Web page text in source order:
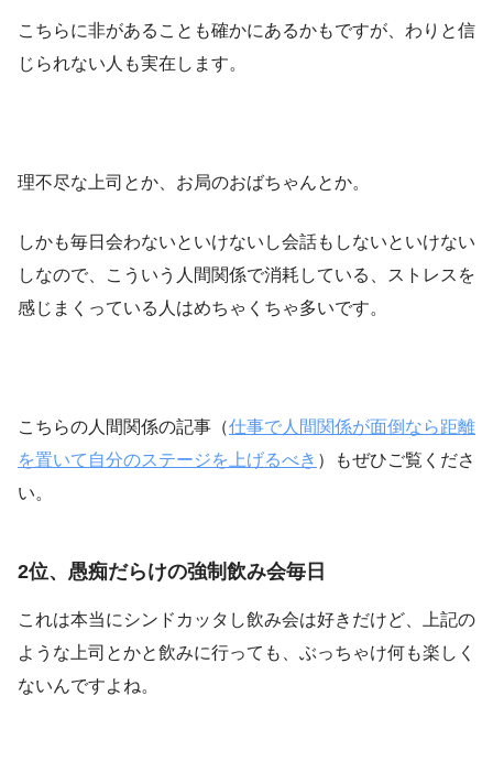
こちらに非があることも確かにあるかもですが、わりと信
じられない人も実在します。
理不尽な上司とか、お局のおばちゃんとか。
しかも毎日会わないといけないし会話もしないといけない
しなので、こういう人間関係で消耗している、ストレスを
感じまくっている人はめちゃくちゃ多いです。
こちらの人間関係の記事（仕事で人間関係が面倒なら距離
を置いて自分のステージを上げるべき ）もぜひご覧くださ
い。
2位、愚痴だらけの強制飲み会毎日
これは本当にシンドカッタし飲み会は好きだけど、上記の
ような上司とかと飲みに行っても、ぶっちゃけ何も楽しく
ないんですよね。